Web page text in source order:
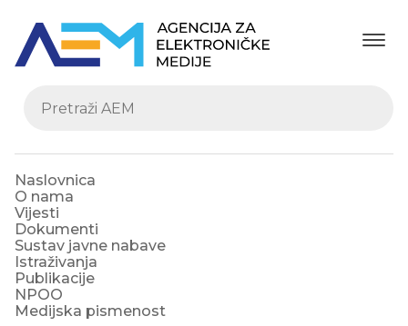
Naslovnica
O nama
Vijesti
Dokumenti
Sustav javne nabave
Istraživanja
Publikacije
NPOO
Medijska pismenost